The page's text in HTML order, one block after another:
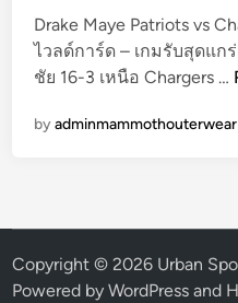
n
Drake Maye Patriots vs
ไวลด์การ์ด – เกมรับสุดแก
ชัย 16-3 เหนือ Chargers …
a
byadminmammothouterwear
Copyright © 2026 Urban
Powered byWordPress and